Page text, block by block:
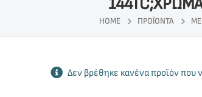
HOME ΠΡΟΪΌΝΤΑ
Δεν βρέθηκε κανένα προϊόν που